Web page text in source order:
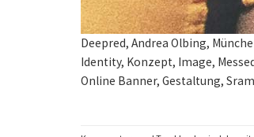
Deepred, Andrea Olbing,
Identity, Konzept, Image,
Online Banner, Gestaltung,